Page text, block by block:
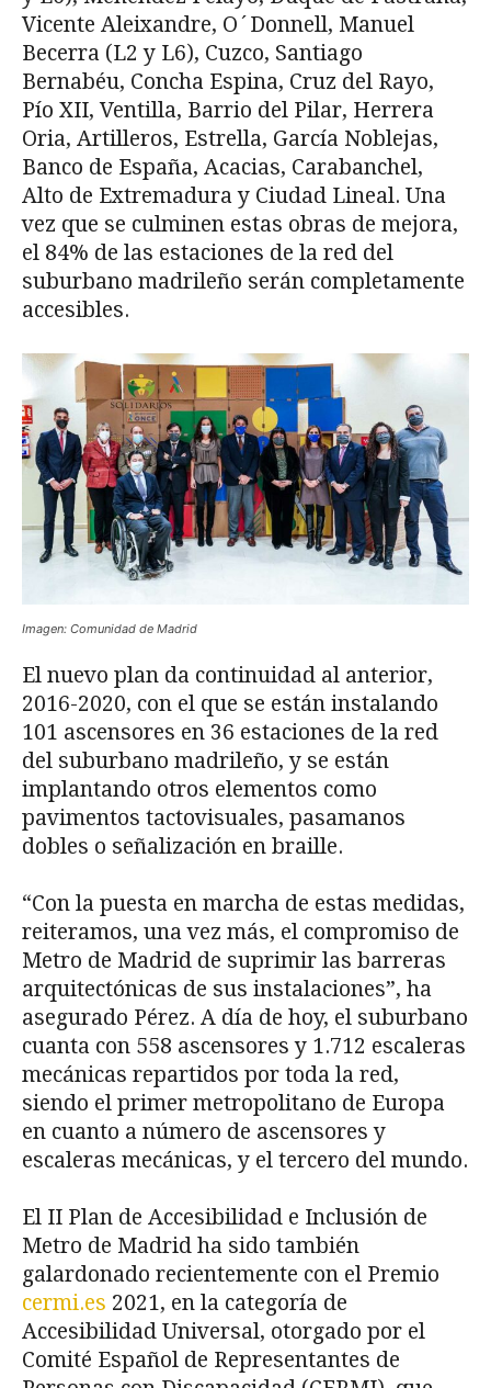
Vicente Aleixandre, O´Donnell, Manuel
Becerra (L2 y L6), Cuzco, Santiago
Bernabéu, Concha Espina, Cruz del Rayo,
Pío XII, Ventilla, Barrio del Pilar, Herrera
Oria, Artilleros, Estrella, García Noblejas,
Banco de España, Acacias, Carabanchel,
Alto de Extremadura y Ciudad Lineal. Una
vez que se culminen estas obras de mejora,
el 84% de las estaciones de la red del
suburbano madrileño serán completamente
accesibles.
Imagen: Comunidad de Madrid
El nuevo plan da continuidad al anterior,
2016-2020, con el que se están instalando
101 ascensores en 36 estaciones de la red
del suburbano madrileño, y se están
implantando otros elementos como
pavimentos tactovisuales, pasamanos
dobles o señalización en braille.
“Con la puesta en marcha de estas medidas,
reiteramos, una vez más, el compromiso de
Metro de Madrid de suprimir las barreras
arquitectónicas de sus instalaciones”, ha
asegurado Pérez. A día de hoy, el suburbano
cuanta con 558 ascensores y 1.712 escaleras
mecánicas repartidos por toda la red,
siendo el primer metropolitano de Europa
en cuanto a número de ascensores y
escaleras mecánicas, y el tercero del mundo.
El II Plan de Accesibilidad e Inclusión de
Metro de Madrid ha sido también
galardonado recientemente con el Premio
cermi.es 2021, en la categoría de
Accesibilidad Universal, otorgado por el
Comité Español de Representantes de